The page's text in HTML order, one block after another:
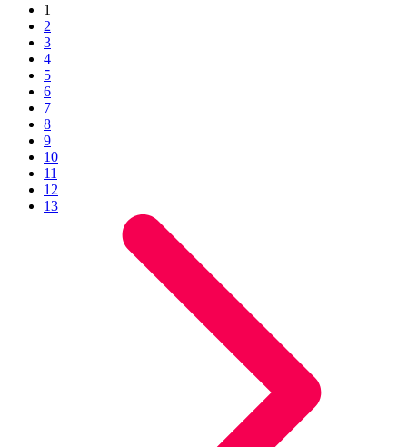
1
2
3
4
5
6
7
8
9
10
11
12
13